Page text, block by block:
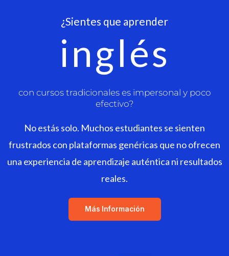
¿Sientes que aprender
inglés
con cursos tradicionales es impersonal y poco
efectivo?
No estás solo. Muchos estudiantes se sienten
frustrados con plataformas genéricas que no ofrecen
una experiencia de aprendizaje auténtica ni resultados
reales.
Más Información